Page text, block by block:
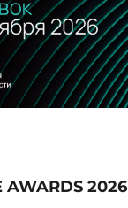
AWARDS 2026